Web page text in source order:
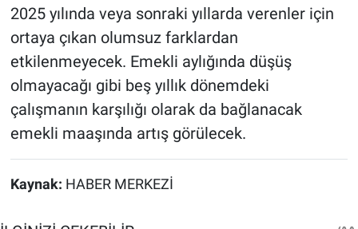
2025 yılında veya sonraki yıllarda verenler için
ortaya çıkan olumsuz farklardan
etkilenmeyecek. Emekli aylığında düşüş
olmayacağı gibi beş yıllık dönemdeki
çalışmanın karşılığı olarak da bağlanacak
emekli maaşında artış görülecek.
Kaynak: HABER MERKEZİ